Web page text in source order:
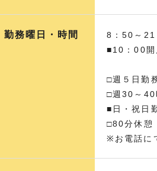
勤務曜日・時間
8：50～21
■10：00
□週５日勤
□週30～40
■日・祝日
□80分休憩
※お電話に